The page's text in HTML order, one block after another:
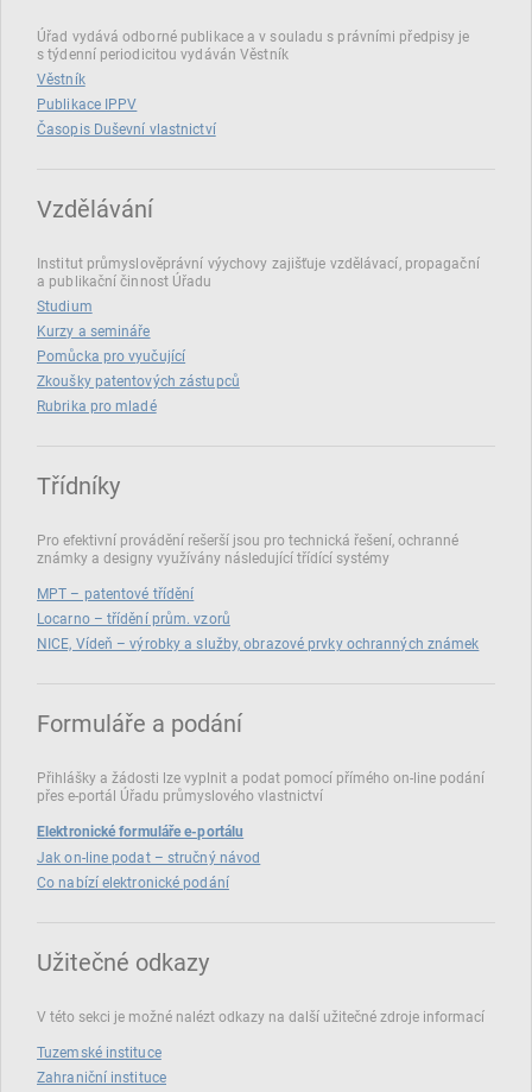
Úřad vydává odborné publikace a v souladu s právními předpisy je
s týdenní periodicitou vydáván Věstník
Věstník
Publikace IPPV
Časopis Duševní vlastnictví
Vzdělávání
Institut průmyslověprávní výychovy zajišťuje vzdělávací, propagační
a publikační činnost Úřadu
Studium
Kurzy a semináře
Pomůcka pro vyučující
Zkoušky patentových zástupců
Rubrika pro mladé
Třídníky
Pro efektivní provádění rešerší jsou pro technická řešení, ochranné
známky a designy využívány následující třídící systémy
MPT – patentové třídění
Locarno – třídění prům. vzorů
NICE, Vídeň – výrobky a služby, obrazové prvky ochranných známek
Formuláře a podání
Přihlášky a žádosti lze vyplnit a podat pomocí přímého on‑line podání
přes e‑portál Úřadu průmyslového vlastnictví
Elektronické formuláře e-portálu
Jak on-line podat – stručný návod
Co nabízí elektronické podání
Užitečné odkazy
V této sekci je možné nalézt odkazy na další užitečné zdroje informací
Tuzemské instituce
Zahraniční instituce